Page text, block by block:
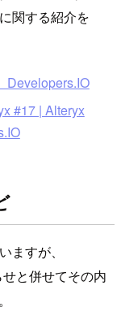
関する紹介を
Developers.IO
#17 | Alteryx
ますが、
と併せてその内